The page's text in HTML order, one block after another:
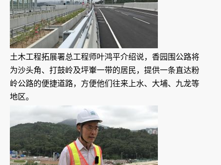
土木工程拓展署总工程师叶鸿平介绍说，香园围公路将
为沙头角、打鼓岭及坪輋一带的居民，提供一条直达粉
岭公路的便捷道路，方便他们往来上水、大埔、九龙等
地区。